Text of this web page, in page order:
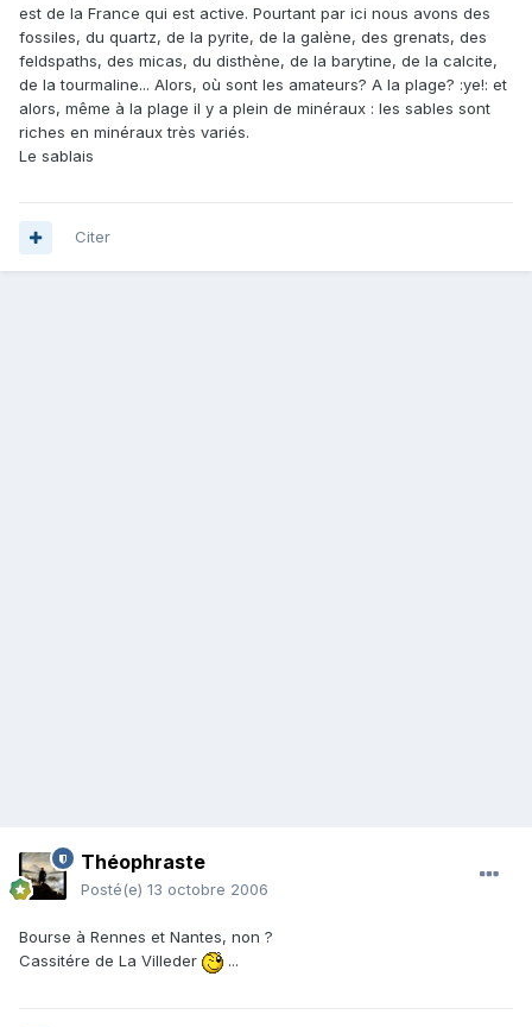
est de la France qui est active. Pourtant par ici nous avons des
fossiles, du quartz, de la pyrite, de la galène, des grenats, des
feldspaths, des micas, du disthène, de la barytine, de la calcite,
de la tourmaline... Alors, où sont les amateurs? A la plage? :ye!: et
alors, même à la plage il y a plein de minéraux : les sables sont
riches en minéraux très variés.
Le sablais
Citer
Théophraste
Posté(e) 13 octobre 2006
Bourse à Rennes et Nantes, non ?
Cassitére de La Villeder
...